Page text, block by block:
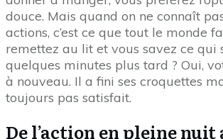
douce. Mais quand on ne connaît
actions, c’est ce que tout le monde
remettez au lit et vous savez ce qui
quelques minutes plus tard ? Oui,
à nouveau. Il a fini ses croquettes
toujours pas satisfait.
De l’action en pleine nuit